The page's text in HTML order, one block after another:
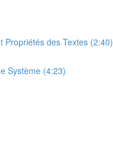
Propriétés des Textes (2:40)
Système (4:23)